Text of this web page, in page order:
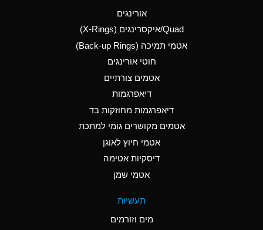
Aluminum Nitrate
(Aqueous)
Aluminum Phosphate
Ammonia Anhydrous
A
Ammonia Gas (cold)
A
Ammonia Gas (hot)
אורינגים
Quad/איקסרינגים (X-Rings)
אטמי תמיכה (Back-up Rings)
חוטי אורינגים
אטמים צורתיים
דיאפרגמות
דיאפרגמות מחוזקות בד
אטמים מקושרים גומי למתכת
אטמי חיוץ לאוגן
דיסקיות אטימה
אטמי שמן
תעשיות
מים וזורמים